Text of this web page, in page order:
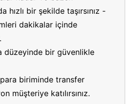
hızlı bir şekilde taşırsınız -
dakikalar içinde
düzeyinde bir güvenlikle
biriminde transfer
müşteriye katılırsınız.